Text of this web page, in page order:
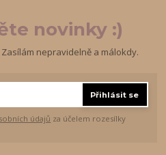
novinky :)
nepravidelně a málokdy.
Přihlásit se
údajů za účelem rozesílky